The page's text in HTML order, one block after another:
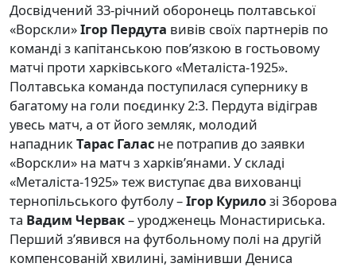
Досвідчений 33-річний оборонець полтавської
«Ворскли»Ігор Пердута вивів своїх партнерів по
команді з капітанською пов’язкою в гостьовому
матчі проти харківського «Металіста-1925».
Полтавська команда поступилася супернику в
багатому на голи поєдинку 2:3. Пердута відіграв
увесь матч, а от його земляк, молодий
нападникТарас Галас не потрапив до заявки
«Ворскли» на матч з харків’янами. У складі
«Металіста-1925» теж виступає два вихованці
тернопільського футболу –Ігор Курилозі Зборова
та Вадим Червак– уродженець Монастириська.
Перший з’явився на футбольному полі на другій
компенсованій хвилині, замінивши Дениса